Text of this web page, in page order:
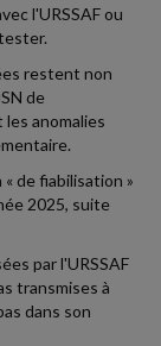
l'URSSAF ou
restent non
de
anomalies
de fiabilisation »
2025, suite
par l'URSSAF
transmises à
dans son